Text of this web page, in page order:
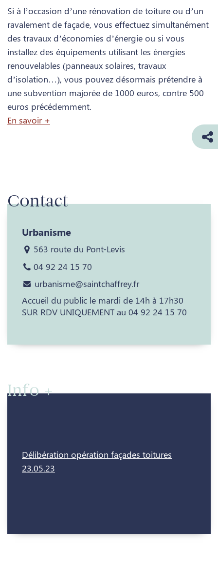
Si à l’occasion d’une rénovation de toiture ou d’un
ravalement de façade, vous effectuez simultanément
des travaux d’économies d’énergie ou si vous
installez des équipements utilisant les énergies
renouvelables (panneaux solaires, travaux
d’isolation…), vous pouvez désormais prétendre à
une subvention majorée de 1000 euros, contre 500
euros précédemment.
En savoir +
Contact
Urbanisme
563 route du Pont-Levis
04 92 24 15 70
urbanisme@saintchaffrey.fr
Accueil du public le mardi de 14h à 17h30
SUR RDV UNIQUEMENT au 04 92 24 15 70
Info +
Délibération opération façades toitures
23.05.23